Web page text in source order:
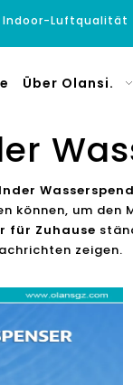
Indoor-Luftqualität
Über Olansi.
können, um den
für Zuhause
zeigen.